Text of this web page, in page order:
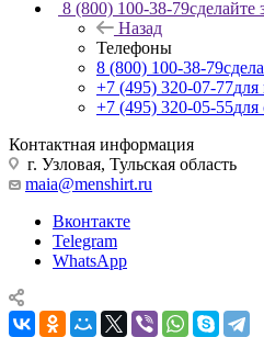
8 (800) 100-38-79сделайте
Назад
Телефоны
8 (800) 100-38-79
+7 (495) 320-07-77
+7 (495) 320-05-55для
Контактная информация
г. Узловая, Тульская область
maia@menshirt.ru
Вконтакте
Telegram
WhatsApp